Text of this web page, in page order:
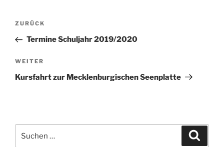
Beitragsnavigation
Vorheriger
Beitrag
ZURÜCK
Termine Schuljahr 2019/2020
Nächster
Beitrag
WEITER
Kursfahrt zur Mecklenburgischen Seenplatte
nach: